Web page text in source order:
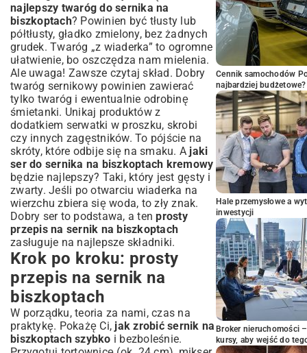
najlepszy twaróg do sernika na
biszkoptach? Powinien być tłusty lub
półtłusty, gładko zmielony, bez żadnych
grudek. Twaróg „z wiaderka” to ogromne
ułatwienie, bo oszczędza nam mielenia.
Ale uwaga! Zawsze czytaj skład. Dobry
twaróg sernikowy powinien zawierać
tylko twaróg i ewentualnie odrobinę
śmietanki. Unikaj produktów z
dodatkiem serwatki w proszku, skrobi
czy innych zagęstników. To pójście na
skróty, które odbije się na smaku. A jaki
ser do sernika na biszkoptach kremowy
będzie najlepszy? Taki, który jest gęsty i
zwarty. Jeśli po otwarciu wiaderka na
wierzchu zbiera się woda, to zły znak.
Dobry ser to podstawa, a tenprosty
przepis na sernik na biszkoptach
zasługuje na najlepsze składniki.
Krok po kroku: prosty
przepis na sernik na
biszkoptach
W porządku, teoria za nami, czas na
praktykę. Pokażę Ci, jak zrobić sernik na
biszkoptach szybko i bezboleśnie.
Cennik samochodów
najbardziej budżetowe?
Hale przemysłowe a
inwestycji
Broker nieruchomości
kursy, aby wejść do